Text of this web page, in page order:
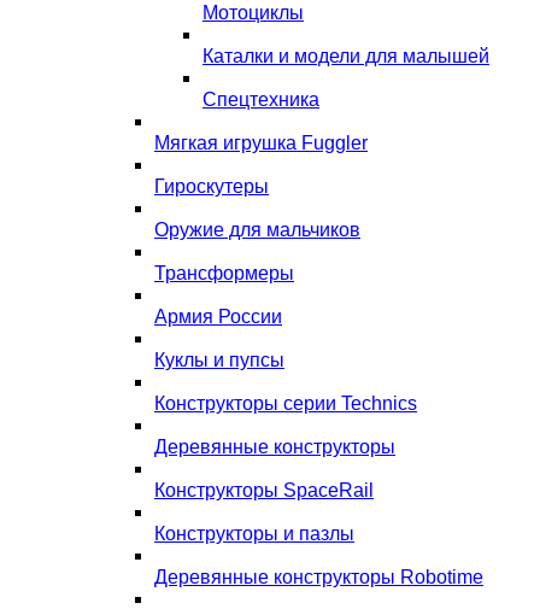
Мотоциклы
Каталки и модели для малышей
Спецтехника
Мягкая игрушка Fuggler
Гироскутеры
Оружие для мальчиков
Трансформеры
Армия России
Куклы и пупсы
Конструкторы серии Technics
Деревянные конструкторы
Конструкторы SpaceRail
Конструкторы и пазлы
Деревянные конструкторы Robotime